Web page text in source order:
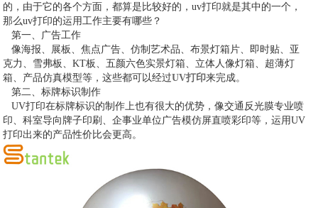
的，由于它的各个方面，都算是比较好的，uv打印就是其中的一个，
那么uv打印的运用工作主要有哪些？
第一、广告工作
像海报、展板、焦点广告、仿制艺术品、布景灯箱片、即时贴、亚
克力、雪弗板、KT板、五颜六色实景灯箱、立体人像灯箱、超薄灯
箱、产品仿真模型等，这些都可以经过UV打印来完成。
第二、标牌标识制作
UV打印在标牌标识的制作上也有很大的优势，像交通反光膜专业喷
印、科室导向牌子印刷、企事业单位广告模仿屏直喷彩印等，运用UV
打印出来的产品性价比会更高。